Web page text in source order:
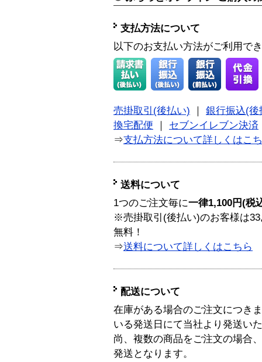
支払方法について
以下のお支払い方法がご利用で
売掛取引(後払い)
銀行振込(後
換宅配便
セブンイレブン決済
⇒支払方法について詳しくはこ
送料について
1つのご注文毎に一律1,100円(税
※売掛取引(後払い)のお客様は
無料！
⇒送料について詳しくはこちら
配送について
在庫がある場合のご注文につき
いる発送日にて当社より発送い
尚、複数の商品をご注文の場合
発送となります。